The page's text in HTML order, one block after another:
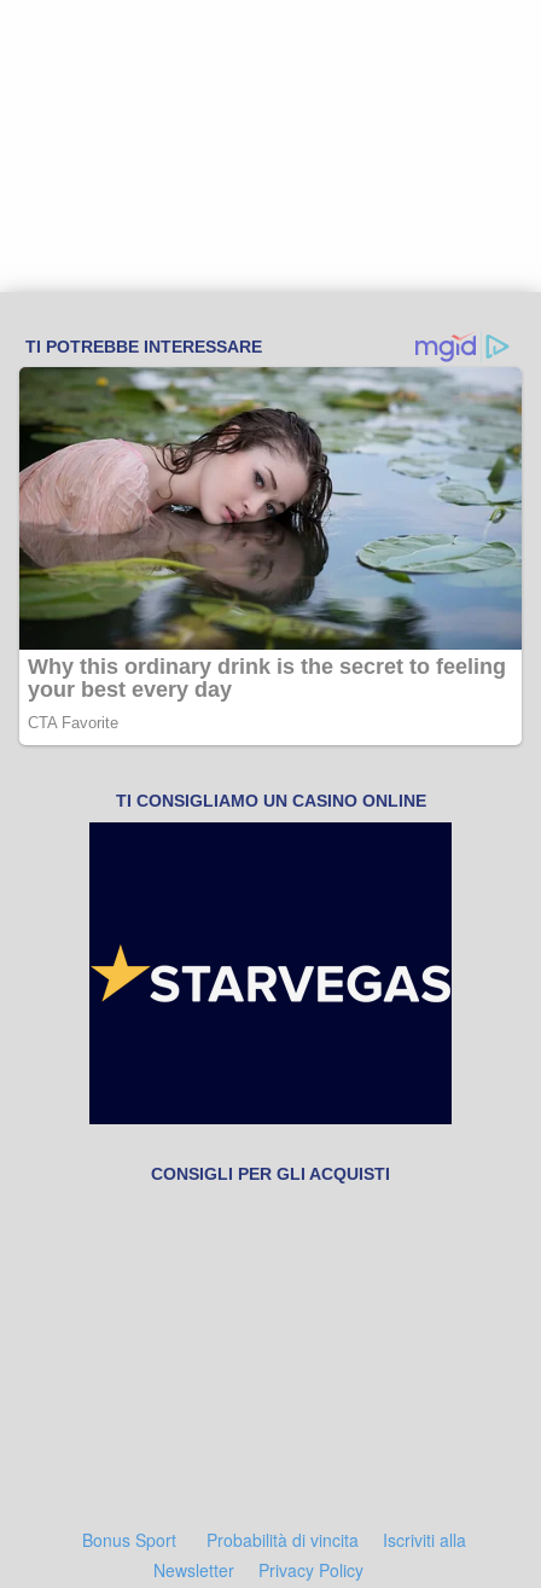
TI CONSIGLIAMO UN CASINO ONLINE
CONSIGLI PER GLI ACQUISTI
Bonus Sport Probabilità di vincita
Iscriviti alla
Newsletter
Privacy Policy